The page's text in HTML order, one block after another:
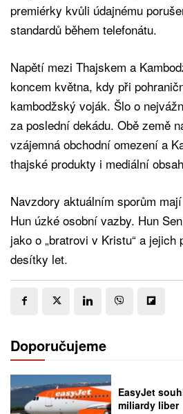
premiérky kvůli údajnému
standardů během telefonátu.
Napětí mezi Thajskem a
koncem května, kdy při
kambodžský voják. Šlo o
za poslední dekádu. Obě země
vzájemná obchodní omezení a
thajské produkty i mediální
Navzdory aktuálním sporům
Hun úzké osobní vazby. Hun
jako o „bratrovi v Kristu“ a
desítky let.
Doporučujeme
EasyJet
miliardy liber